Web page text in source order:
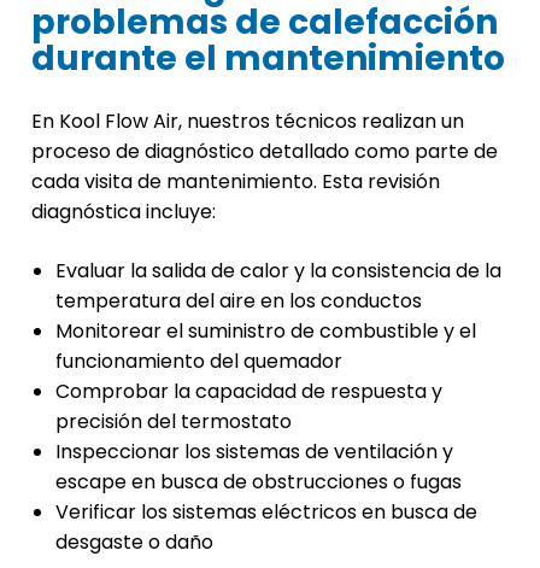
problemas de calefacción
durante el mantenimiento
En Kool Flow Air, nuestros técnicos realizan un
proceso de diagnóstico detallado como parte de
cada visita de mantenimiento. Esta revisión
diagnóstica incluye:
Evaluar la salida de calor y la consistencia de la
temperatura del aire en los conductos
Monitorear el suministro de combustible y el
funcionamiento del quemador
Comprobar la capacidad de respuesta y
precisión del termostato
Inspeccionar los sistemas de ventilación y
escape en busca de obstrucciones o fugas
Verificar los sistemas eléctricos en busca de
desgaste o daño